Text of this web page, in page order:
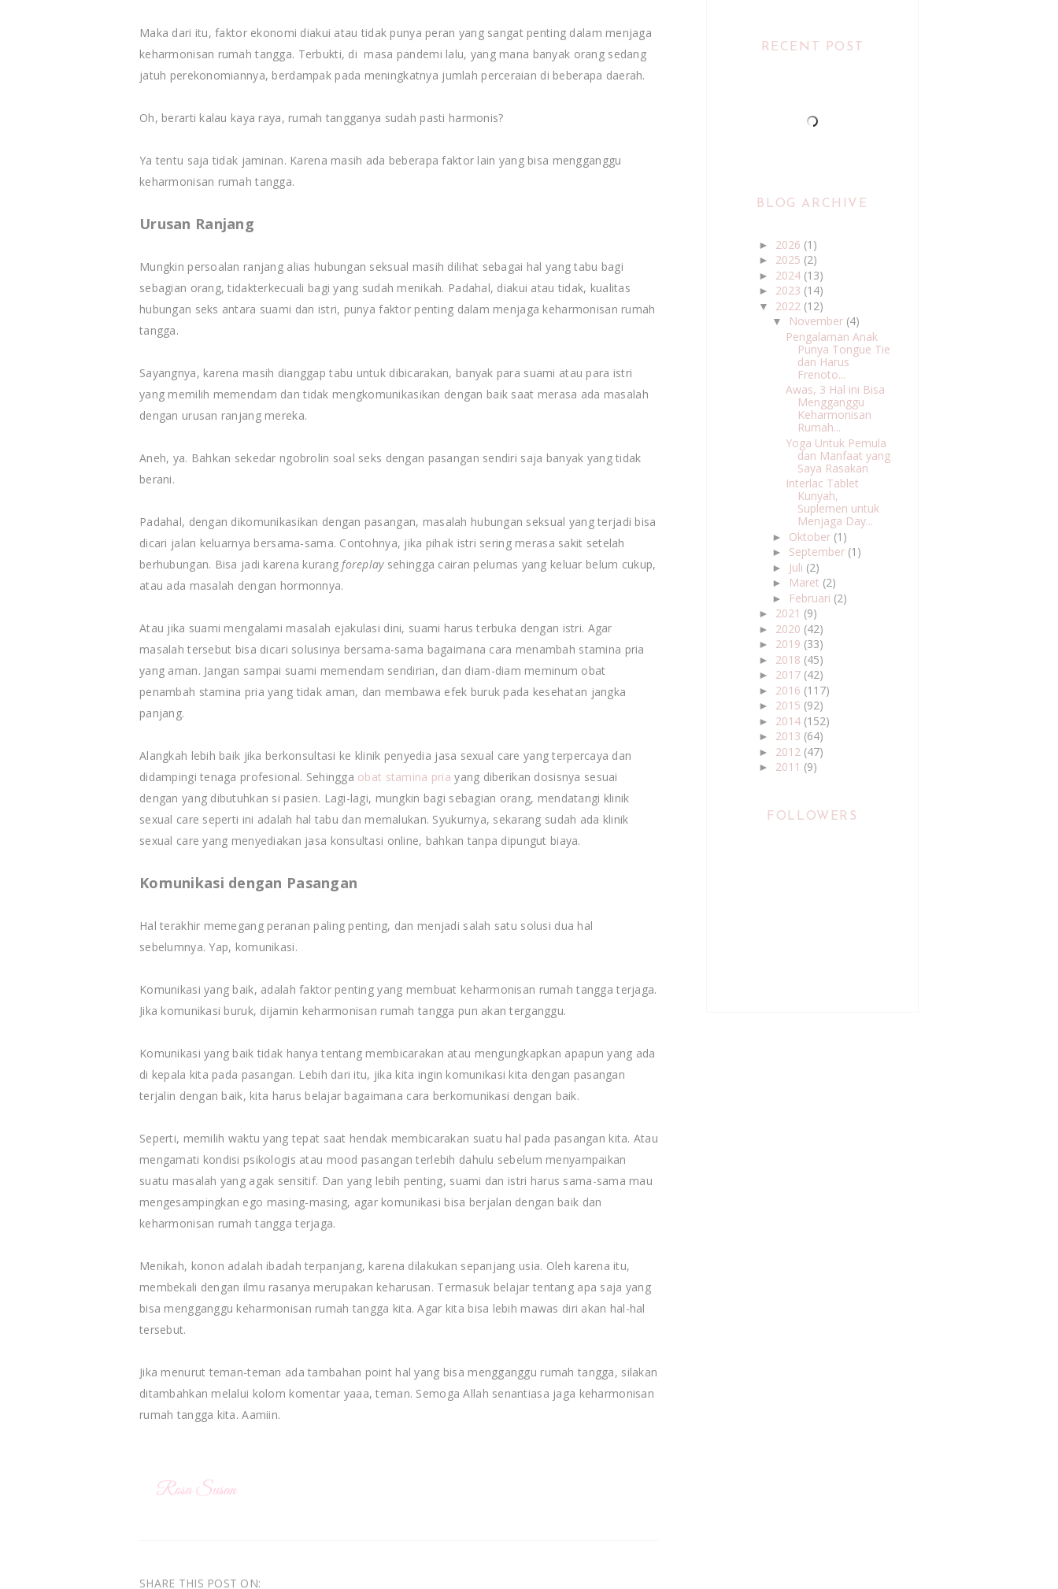
Maka dari itu, faktor ekonomi diakui atau tidak punya peran yang sangat penting dalam menjaga
keharmonisan rumah tangga. Terbukti, di masa pandemi lalu, yang mana banyak orang sedang
jatuh perekonomiannya, berdampak pada meningkatnya jumlah perceraian di beberapa daerah.
Oh, berarti kalau kaya raya, rumah tangganya sudah pasti harmonis?
Ya tentu saja tidak jaminan. Karena masih ada beberapa faktor lain yang bisa mengganggu
keharmonisan rumah tangga.
Urusan Ranjang
Mungkin persoalan ranjang alias hubungan seksual masih dilihat sebagai hal yang tabu bagi
sebagian orang, tidakterkecuali bagi yang sudah menikah. Padahal, diakui atau tidak, kualitas
hubungan seks antara suami dan istri, punya faktor penting dalam menjaga keharmonisan rumah
tangga.
Sayangnya, karena masih dianggap tabu untuk dibicarakan, banyak para suami atau para istri
yang memilih memendam dan tidak mengkomunikasikan dengan baik saat merasa ada masalah
dengan urusan ranjang mereka.
Aneh, ya. Bahkan sekedar ngobrolin soal seks dengan pasangan sendiri saja banyak yang tidak
berani.
Padahal, dengan dikomunikasikan dengan pasangan, masalah hubungan seksual yang terjadi bisa
dicari jalan keluarnya bersama-sama. Contohnya, jika pihak istri sering merasa sakit setelah
berhubungan. Bisa jadi karena kurang foreplaysehingga cairan pelumas yang keluar belum cukup,
atau ada masalah dengan hormonnya.
Atau jika suami mengalami masalah ejakulasi dini, suami harus terbuka dengan istri. Agar
masalah tersebut bisa dicari solusinya bersama-sama bagaimana cara menambah stamina pria
yang aman. Jangan sampai suami memendam sendirian, dan diam-diam meminum obat
penambah stamina pria yang tidak aman, dan membawa efek buruk pada kesehatan jangka
panjang.
Alangkah lebih baik jika berkonsultasi ke klinik penyedia jasa sexual care yang terpercaya dan
didampingi tenaga profesional. Sehingga obat stamina pria yang diberikan dosisnya sesuai
dengan yang dibutuhkan si pasien. Lagi-lagi, mungkin bagi sebagian orang, mendatangi klinik
sexual care seperti ini adalah hal tabu dan memalukan. Syukurnya, sekarang sudah ada klinik
sexual care yang menyediakan jasa konsultasi online, bahkan tanpa dipungut biaya.
Komunikasi dengan Pasangan
Hal terakhir memegang peranan paling penting, dan menjadi salah satu solusi dua hal
sebelumnya. Yap, komunikasi.
Komunikasi yang baik, adalah faktor penting yang membuat keharmonisan rumah tangga terjaga.
Jika komunikasi buruk, dijamin keharmonisan rumah tangga pun akan terganggu.
Komunikasi yang baik tidak hanya tentang membicarakan atau mengungkapkan apapun yang ada
di kepala kita pada pasangan. Lebih dari itu, jika kita ingin komunikasi kita dengan pasangan
terjalin dengan baik, kita harus belajar bagaimana cara berkomunikasi dengan baik.
Seperti, memilih waktu yang tepat saat hendak membicarakan suatu hal pada pasangan kita. Atau
mengamati kondisi psikologis atau mood pasangan terlebih dahulu sebelum menyampaikan
suatu masalah yang agak sensitif. Dan yang lebih penting, suami dan istri harus sama-sama mau
mengesampingkan ego masing-masing, agar komunikasi bisa berjalan dengan baik dan
keharmonisan rumah tangga terjaga.
Menikah, konon adalah ibadah terpanjang, karena dilakukan sepanjang usia. Oleh karena itu,
membekali dengan ilmu rasanya merupakan keharusan. Termasuk belajar tentang apa saja yang
bisa mengganggu keharmonisan rumah tangga kita. Agar kita bisa lebih mawas diri akan hal-hal
tersebut.
Jika menurut teman-teman ada tambahan point hal yang bisa mengganggu rumah tangga, silakan
ditambahkan melalui kolom komentar yaaa, teman. Semoga Allah senantiasa jaga keharmonisan
rumah tangga kita. Aamiin.
SHARE THIS POST ON:
RECENT POST
BLOG ARCHIVE
► 2026 (1)
► 2025 (2)
► 2024 (13)
► 2023 (14)
▼ 2022 (12)
▼ November (4)
Pengalaman Anak
Punya Tongue Tie
dan Harus
Frenoto...
Awas, 3 Hal ini Bisa
Mengganggu
Keharmonisan
Rumah...
Yoga Untuk Pemula
dan Manfaat yang
Saya Rasakan
Interlac Tablet
Kunyah,
Suplemen untuk
Menjaga Day...
► Oktober (1)
► September (1)
► Juli (2)
► Maret (2)
► Februari (2)
► 2021 (9)
► 2020 (42)
► 2019 (33)
► 2018 (45)
► 2017 (42)
► 2016 (117)
► 2015 (92)
► 2014 (152)
► 2013 (64)
► 2012 (47)
► 2011 (9)
FOLLOWERS